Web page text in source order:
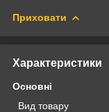
Приховати
Характеристики
Основні
Вид товару